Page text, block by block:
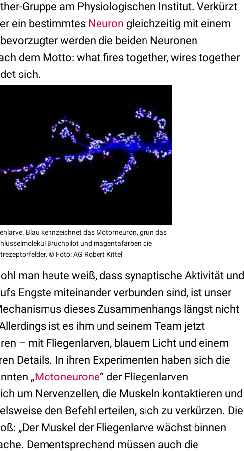
Gruppe am Physiologischen Institut. Verkürzt
ein bestimmtes Neuron gleichzeitig mit einem
werden die beiden Neuronen
dem Motto: what fires together, wires together
sich.
Blau kennzeichnet das Motorneuron, grün das
Bruchpilot und magentafarben die
© Foto: AG Robert Kittel
man heute weiß, dass synaptische Aktivität und
Engste miteinander verbunden sind, ist unser
dieses Zusammenhangs längst nicht
ist es ihm und seinem Team jetzt
– mit Fliegenlarven, blauem Licht und einem
Details. In ihren Experimenten haben sich die
„Motoneurone“ der Fliegenlarven
um Nervenzellen, die Muskeln kontaktieren und
den Befehl erteilen, sich zu verkürzen. Die
„Der Muskel der Fliegenlarve wächst binnen
Dementsprechend müssen auch die